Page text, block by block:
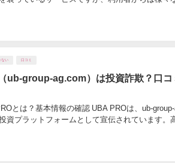
ない 口コミ
ub-group-ag.com）は投資詐欺？口コ
とは？基本情報の確認 UBA PROは、ub-
資プラットフォームとして宣伝されています。